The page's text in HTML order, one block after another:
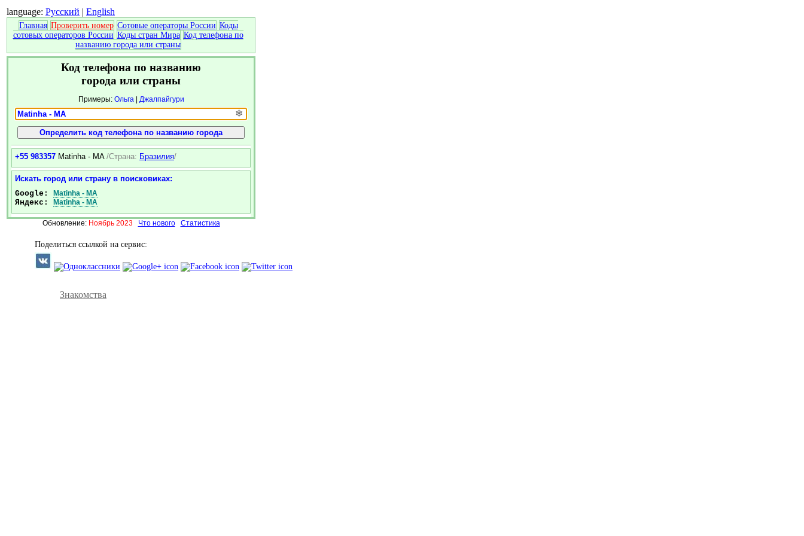
language: Русский | English
Главная Проверить номер Сотовые операторы России Коды
сотовых операторов России Коды стран Мира Код телефона по
названию города или страны
Код телефона по названию
города или страны
Примеры: Ольга | Джалпайгури
❄
+55 983357 Matinha - MA /Страна: Бразилия/
Искать город или страну в поисковиках:
Google: Matinha - MA
Яндекс: Matinha - MA
Обновление: Ноябрь 2023 Что нового Статистика
Поделиться ссылкой на сервис:
Знакомства